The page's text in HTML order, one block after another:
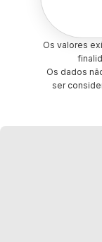
Os valores
Os dados
ser